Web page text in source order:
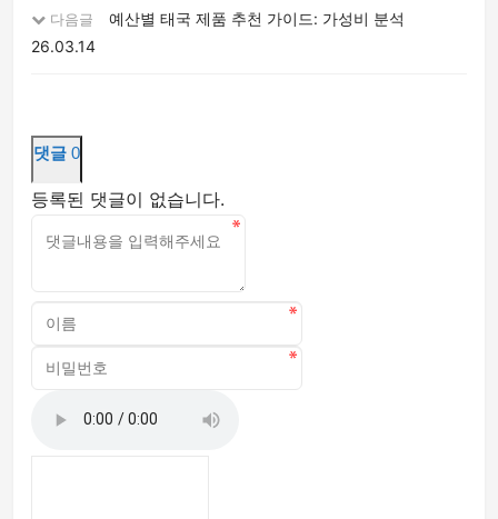
다음글
예산별 태국 제품 추천 가이드: 가성비 분석
26.03.14
댓글 0
등록된 댓글이 없습니다.